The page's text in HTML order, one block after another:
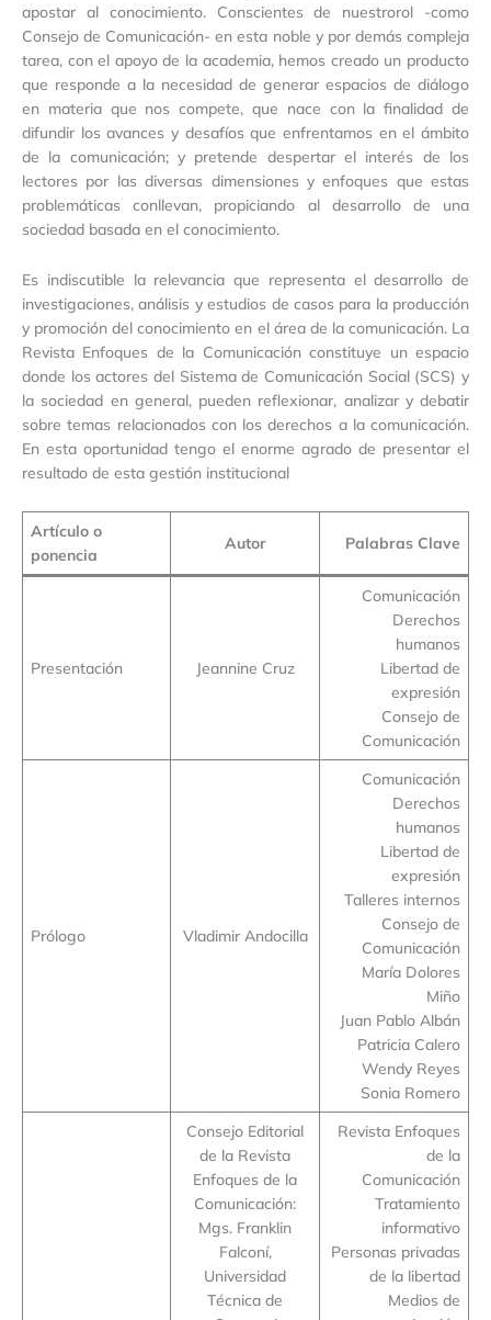
apostar al conocimiento. Conscientes de nuestrorol -como
Consejo de Comunicación- en esta noble y por demás compleja
tarea, con el apoyo de la academia, hemos creado un producto
que responde a la necesidad de generar espacios de diálogo
en materia que nos compete, que nace con la finalidad de
difundir los avances y desafíos que enfrentamos en el ámbito
de la comunicación; y pretende despertar el interés de los
lectores por las diversas dimensiones y enfoques que estas
problemáticas conllevan, propiciando al desarrollo de una
sociedad basada en el conocimiento.
Es indiscutible la relevancia que representa el desarrollo de
investigaciones, análisis y estudios de casos para la producción
y promoción del conocimiento en el área de la comunicación. La
Revista Enfoques de la Comunicación constituye un espacio
donde los actores del Sistema de Comunicación Social (SCS) y
la sociedad en general, pueden reflexionar, analizar y debatir
sobre temas relacionados con los derechos a la comunicación.
En esta oportunidad tengo el enorme agrado de presentar el
resultado de esta gestión institucional
Artículo o
ponencia
Autor Palabras Clave
Presentación Jeannine Cruz
Comunicación
Derechos
humanos
Libertad de
expresión
Consejo de
Comunicación
Prólogo Vladimir Andocilla
Comunicación
Derechos
humanos
Libertad de
expresión
Talleres internos
Consejo de
Comunicación
María Dolores
Miño
Juan Pablo Albán
Patricia Calero
Wendy Reyes
Sonia Romero
Consejo Editorial
de la Revista
Enfoques de la
Comunicación:
Mgs. Franklin
Falconí,
Universidad
Técnica de
Revista Enfoques
de la
Comunicación
Tratamiento
informativo
Personas privadas
de la libertad
Medios de